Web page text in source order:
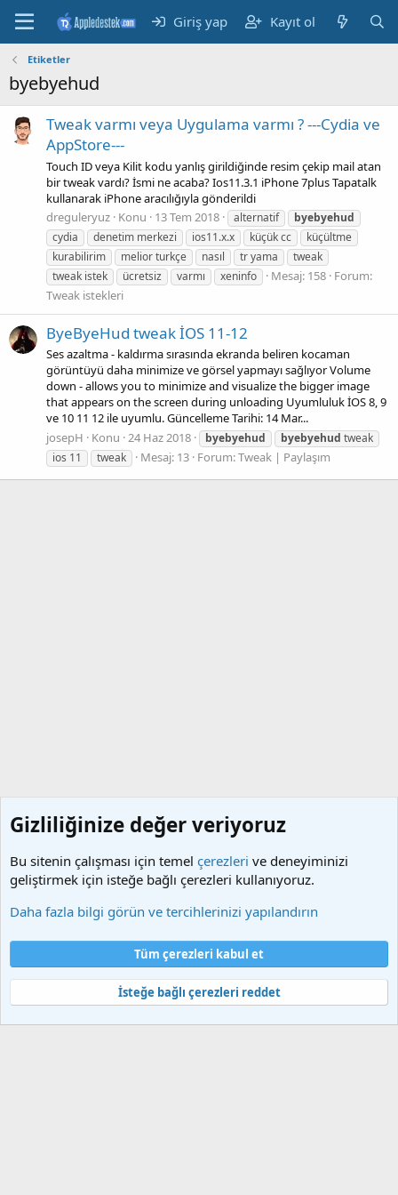
Giriş yap Kayıt ol
Etiketler
byebyehud
Tweak varmı veya Uygulama varmı ? ---Cydia ve
AppStore---
Touch ID veya Kilit kodu yanlış girildiğinde resim çekip mail atan
bir tweak vardı? İsmi ne acaba? Ios11.3.1 iPhone 7plus Tapatalk
kullanarak iPhone aracılığıyla gönderildi
dreguleryuz Konu 13 Tem 2018 alternatif
byebyehud
cydia
denetim merkezi ios11.x.x küçük cc
küçültme
kurabilirim
melior turkçe nasıl tr yama
tweak
tweak istek
ücretsiz varmı xeninfo Mesaj: 158 Forum:
Tweak istekleri
ByeByeHud tweak İOS 11-12
Ses azaltma - kaldırma sırasında ekranda beliren kocaman
görüntüyü daha minimize ve görsel yapmayı sağlıyor Volume
down - allows you to minimize and visualize the bigger image
that appears on the screen during unloading Uyumluluk İOS 8, 9
ve 10 11 12 ile uyumlu. Güncelleme Tarihi: 14 Mar...
josepH
Konu 24 Haz 2018 byebyehud byebyehud tweak
ios 11
tweak Mesaj: 13 Forum:Tweak | Paylaşım
Şartlar ve kurallar
Gizlilik politikası
Yardım
Ana sayfa
S
S
Community platform by XenForo® © 2010-2025 XenForo Ltd.
Gizliliğinize değer veriyoruz
Bu sitenin çalışması için temel çerezleri ve deneyiminizi
geliştirmek için isteğe bağlı çerezleri kullanıyoruz.
Daha fazla bilgi görün ve tercihlerinizi yapılandırın
Tüm çerezleri kabul et
İsteğe bağlı çerezleri reddet